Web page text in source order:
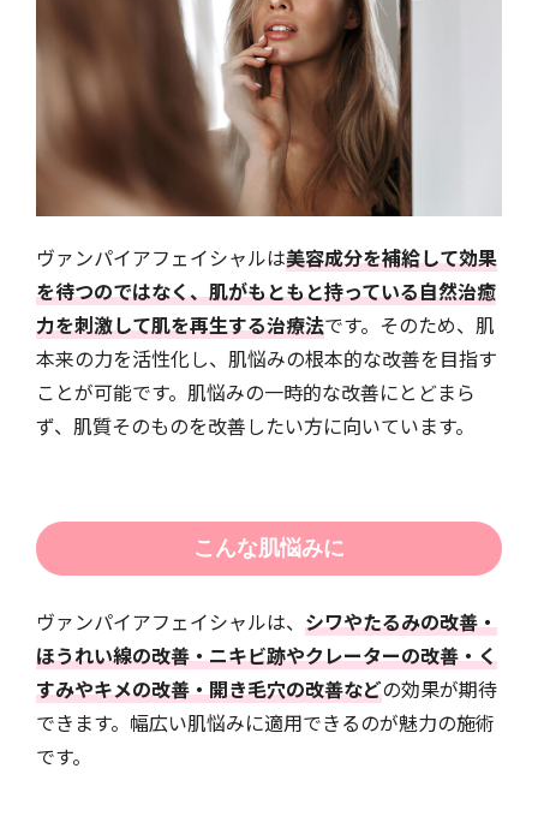
ヴァンパイアフェイシャルは美容成分を補給して効果
を待つのではなく、肌がもともと持っている自然治癒
力を刺激して肌を再生する治療法です。そのため、肌
本来の力を活性化し、肌悩みの根本的な改善を目指す
ことが可能です。肌悩みの一時的な改善にとどまら
ず、肌質そのものを改善したい方に向いています。
こんな肌悩みに
ヴァンパイアフェイシャルは、 シワやたるみの改善・
ほうれい線の改善・ニキビ跡やクレーターの改善・く
すみやキメの改善・開き毛穴の改善などの効果が期待
できます。幅広い肌悩みに適用できるのが魅力の施術
です。